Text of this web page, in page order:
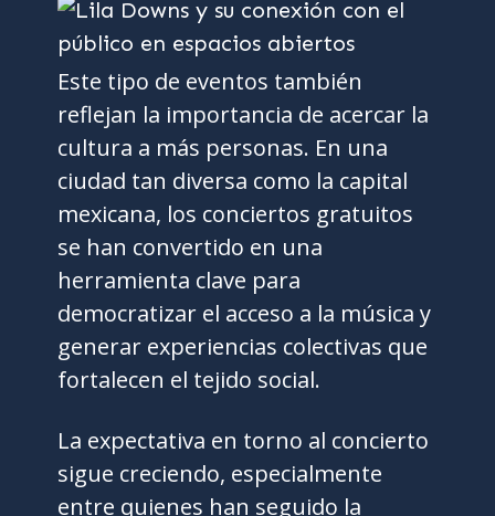
Este tipo de eventos también
reflejan la importancia de acercar la
cultura a más personas. En una
ciudad tan diversa como la capital
mexicana, los conciertos gratuitos
se han convertido en una
herramienta clave para
democratizar el acceso a la música y
generar experiencias colectivas que
fortalecen el tejido social.
La expectativa en torno al concierto
sigue creciendo, especialmente
entre quienes han seguido la